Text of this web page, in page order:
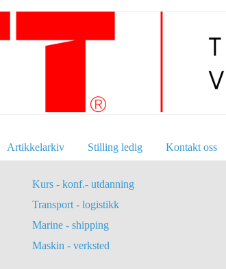
Artikkelarkiv Stilling ledig Kontakt oss
Kurs - konf.- utdanning
Transport - logistikk
Marine - shipping
Maskin - verksted